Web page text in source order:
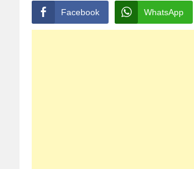
Facebook WhatsApp